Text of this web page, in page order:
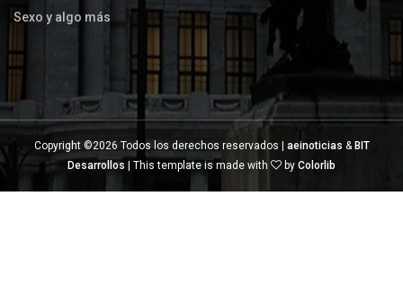
Sexo y algo más
Copyright ©2026 Todos los derechos reservados | aeinoticias & BIT
Desarrollos | This template is made with by Colorlib